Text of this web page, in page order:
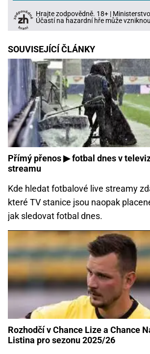
Hrajte zodpovědně. 18+ |
Účastí na hazardní hře může
SOUVISEJÍCÍ ČLÁNKY
Přímý přenos ▶ fotbal dnes v
streamu
Kde hledat fotbalové live streamy
které TV stanice jsou naopak
jak sledovat fotbal dnes.
Rozhodčí v Chance Lize a Chance
Listina pro sezonu 2025/26